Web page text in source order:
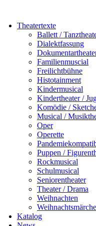
Theatertexte
Ballett /
Dialektfassung
Familienmuscial
Freilichtbühne
Histotainment
Kindermusical
Kindertheater /
Komödie /
Musical /
Oper
Operette
Puppen /
Rockmusical
Schulmusical
Seniorentheater
Theater / Drama
Weihnachten
Katalog